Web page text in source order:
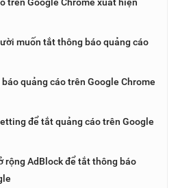
muốn tắt thông báo quảng cáo
quảng cáo trên Google Chrome
để tắt quảng cáo trên Google
rộng AdBlock để tắt thông báo